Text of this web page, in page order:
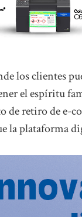
los clientes
el espíritu
retiro de e-
la plataforma